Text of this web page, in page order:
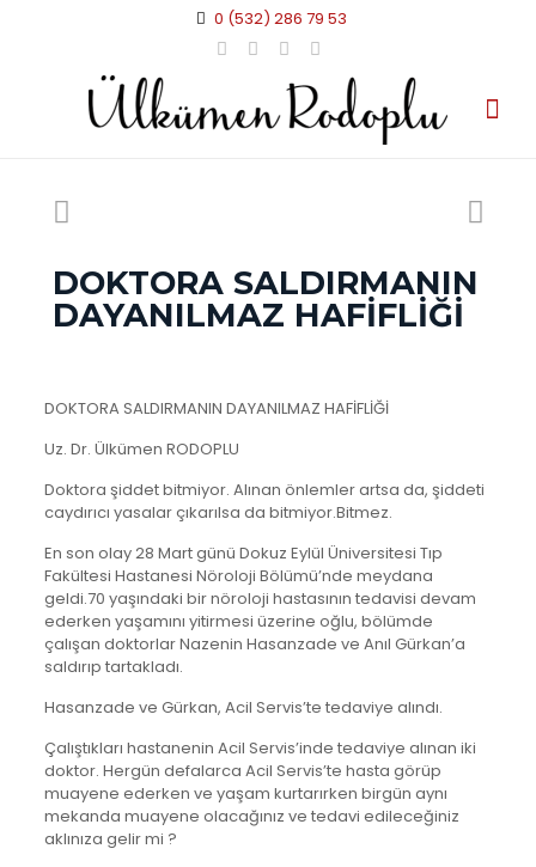
0 (532) 286 79 53
DOKTORA SALDIRMANIN
DAYANILMAZ HAFİFLİĞİ
DOKTORA SALDIRMANIN DAYANILMAZ HAFİFLİĞİ
Uz. Dr. Ülkümen RODOPLU
Doktora şiddet bitmiyor. Alınan önlemler artsa da, şiddeti
caydırıcı yasalar çıkarılsa da bitmiyor.Bitmez.
En son olay 28 Mart günü Dokuz Eylül Üniversitesi Tıp
Fakültesi Hastanesi Nöroloji Bölümü’nde meydana
geldi.70 yaşındaki bir nöroloji hastasının tedavisi devam
ederken yaşamını yitirmesi üzerine oğlu, bölümde
çalışan doktorlar Nazenin Hasanzade ve Anıl Gürkan’a
saldırıp tartakladı.
Hasanzade ve Gürkan, Acil Servis’te tedaviye alındı.
Çalıştıkları hastanenin Acil Servis’inde tedaviye alınan iki
doktor. Hergün defalarca Acil Servis’te hasta görüp
muayene ederken ve yaşam kurtarırken birgün aynı
mekanda muayene olacağınız ve tedavi edileceğiniz
aklınıza gelir mi ?